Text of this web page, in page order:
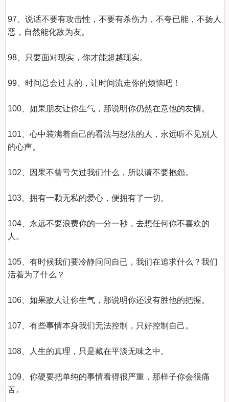
97、说话不要有攻击性，不要有杀伤力，不夸已能，不扬人
恶，自然能化敌为友。
98、只要面对现实，你才能超越现实。
99、时间总会过去的，让时间流走你的烦恼吧！
100、如果朋友让你生气，那说明你仍然在意他的友情。
101、心中装满着自己的看法与想法的人，永远听不见别人
的心声。
102、因果不曾亏欠过我们什么，所以请不要抱怨。
103、拥有一颗无私的爱心，便拥有了一切。
104、永远不要浪费你的一分一秒，去想任何你不喜欢的
人。
105、有时候我们要冷静问问自已，我们在追求什么？我们
活着为了什么？
106、如果敌人让你生气，那说明你还没有胜他的把握。
107、有些事情本身我们无法控制，只好控制自己。
108、人生的真理，只是藏在平淡无味之中。
109、你硬要把单纯的事情看得很严重，那样子你会很痛
苦。